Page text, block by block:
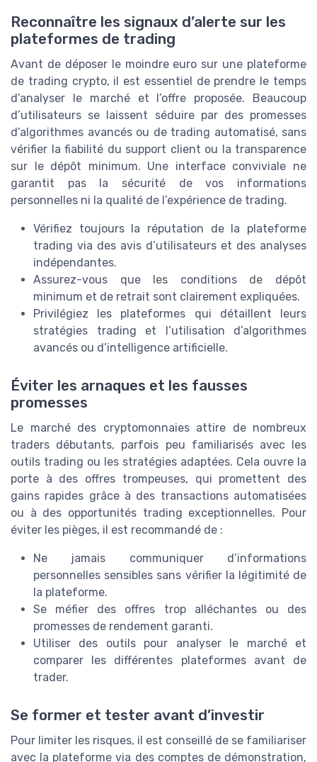
Reconnaître les signaux d’alerte sur les
plateformes de trading
Avant de déposer le moindre euro sur une plateforme
de trading crypto, il est essentiel de prendre le temps
d’analyser le marché et l’offre proposée. Beaucoup
d’utilisateurs se laissent séduire par des promesses
d’algorithmes avancés ou de trading automatisé, sans
vérifier la fiabilité du support client ou la transparence
sur le dépôt minimum. Une interface conviviale ne
garantit pas la sécurité de vos informations
personnelles ni la qualité de l’expérience de trading.
Vérifiez toujours la réputation de la plateforme
trading via des avis d’utilisateurs et des analyses
indépendantes.
Assurez-vous que les conditions de dépôt
minimum et de retrait sont clairement expliquées.
Privilégiez les plateformes qui détaillent leurs
stratégies trading et l’utilisation d’algorithmes
avancés ou d’intelligence artificielle.
Éviter les arnaques et les fausses
promesses
Le marché des cryptomonnaies attire de nombreux
traders débutants, parfois peu familiarisés avec les
outils trading ou les stratégies adaptées. Cela ouvre la
porte à des offres trompeuses, qui promettent des
gains rapides grâce à des transactions automatisées
ou à des opportunités trading exceptionnelles. Pour
éviter les pièges, il est recommandé de :
Ne jamais communiquer d’informations
personnelles sensibles sans vérifier la légitimité de
la plateforme.
Se méfier des offres trop alléchantes ou des
promesses de rendement garanti.
Utiliser des outils pour analyser le marché et
comparer les différentes plateformes avant de
trader.
Se former et tester avant d’investir
Pour limiter les risques, il est conseillé de se familiariser
avec la plateforme via des comptes de démonstration,